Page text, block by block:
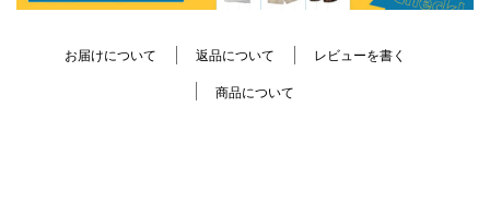
お届けについて 返品について レビューを書く
商品について